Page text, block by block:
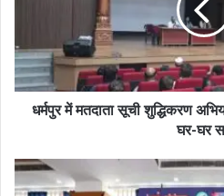
धर्मपुर में मतदाता सूची शुद्धिकरण
घर-घर